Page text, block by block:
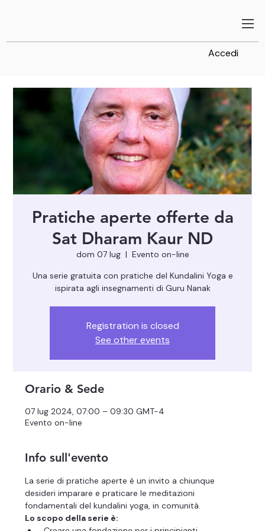
Accedi
Pratiche aperte offerte da
Sat Dharam Kaur ND
dom 07 lug
  |
Evento on-line
Una serie gratuita con pratiche del Kundalini Yoga e
ispirata agli insegnamenti di Guru Nanak
Registration is closed
See other events
Orario & Sede
07 lug 2024, 07:00 – 09:30 GMT-4
Evento on-line
Info sull'evento
La serie di pratiche aperte è un invito a chiunque
desideri imparare e praticare le meditazioni
fondamentali del kundalini yoga, in comunità.
Lo scopo della serie è: